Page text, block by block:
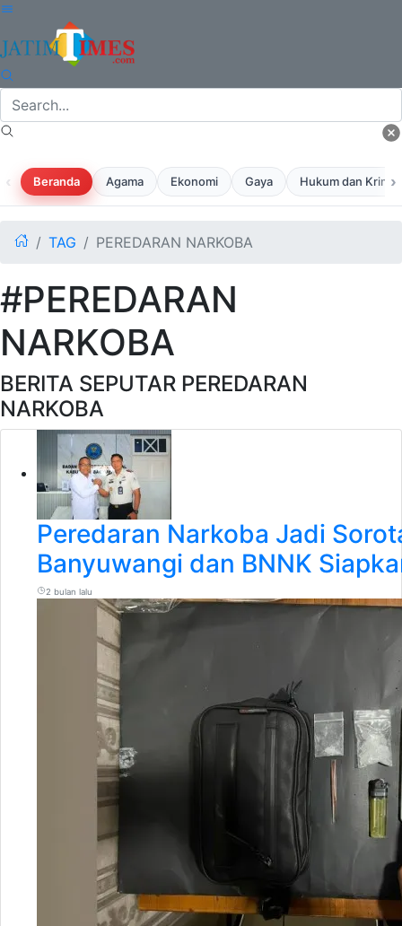
‹ Beranda Agama Ekonomi Gaya Hukum dan ›
TAG PEREDARAN NARKOBA
#PEREDARAN
NARKOBA
BERITA SEPUTAR PEREDARAN
NARKOBA
Peredaran Narkoba Jadi
Banyuwangi dan BNNK
2 bulan lalu